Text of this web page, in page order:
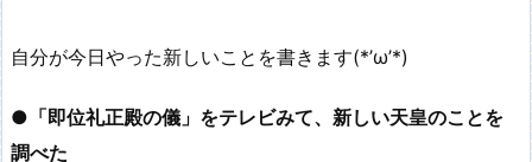
自分が今日やった新しいことを書きます(*’ω’*)
●「即位礼正殿の儀」をテレビみて、新しい天皇のことを
調べた